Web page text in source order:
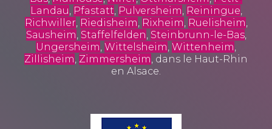
Landau, Pfastatt, Pulversheim, Reiningue,
Richwiller, Riedisheim, Rixheim, Ruelisheim,
Sausheim, Staffelfelden, Steinbrunn-le-Bas,
Ungersheim, Wittelsheim, Wittenheim,
Zillisheim, Zimmersheim, dans le Haut-Rhin
en Alsace.